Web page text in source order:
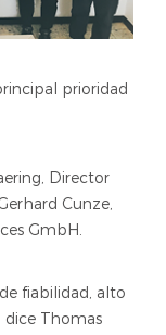
prioridad
Director
Cunze,
GmbH.
fiabilidad, alto
dice Thomas